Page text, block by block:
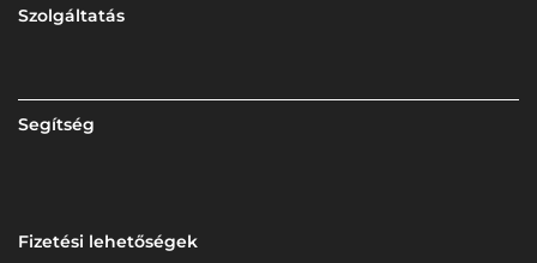
Szolgáltatás
Segítség
Fizetési lehetőségek